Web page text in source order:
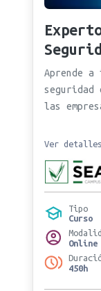
Aprende
seguridad
las
Ver
Tipo
Curso
Online
450h